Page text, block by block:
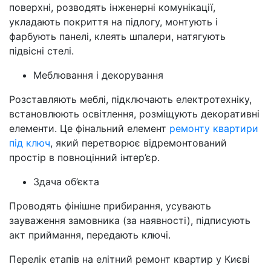
поверхні, розводять інженерні комунікації,
укладають покриття на підлогу, монтують і
фарбують панелі, клеять шпалери, натягують
підвісні стелі.
Меблювання і декорування
Розставляють меблі, підключають електротехніку,
встановлюють освітлення, розміщують декоративні
елементи. Це фінальний елемент ремонту квартири
під ключ, який перетворює відремонтований
простір в повноцінний інтер’єр.
Здача об’єкта
Проводять фінішне прибирання, усувають
зауваження замовника (за наявності), підписують
акт приймання, передають ключі.
Перелік етапів на елітний ремонт квартир у Києві